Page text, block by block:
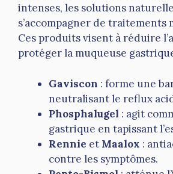
intenses, les solutions
s’accompagner de traitements
Ces produits visent à réduire
protéger la muqueuse
Gaviscon : forme une
neutralisant le reflux
Phosphalugel : agit
gastrique en tapissant
Rennie et Maalox :
contre les symptômes.